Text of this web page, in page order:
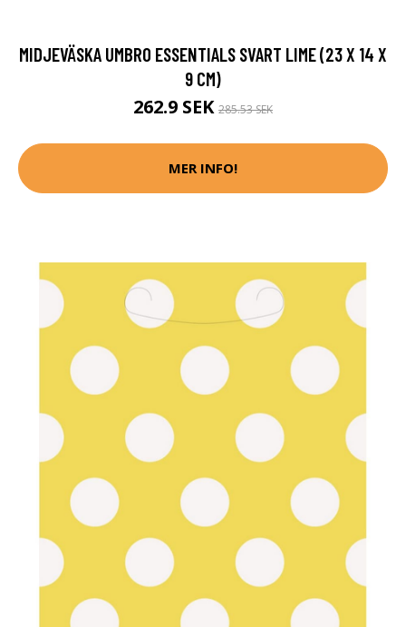
MIDJEVÄSKA UMBRO ESSENTIALS SVART LIME (23 X 14 X
9 CM)
262.9 SEK 285.53 SEK
MER INFO!